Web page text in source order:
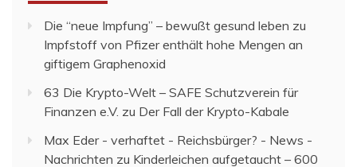
Die “neue Impfung” – bewußt gesund leben zu
Impfstoff von Pfizer enthält hohe Mengen an
giftigem Graphenoxid
63 Die Krypto-Welt – SAFE Schutzverein für
Finanzen e.V. zu Der Fall der Krypto-Kabale
Max Eder - verhaftet - Reichsbürger? - News -
Nachrichten zu Kinderleichen aufgetaucht – 600